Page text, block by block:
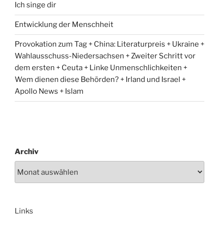
Ich singe dir
Entwicklung der Menschheit
Provokation zum Tag + China: Literaturpreis + Ukraine +
Wahlausschuss-Niedersachsen + Zweiter Schritt vor
dem ersten + Ceuta + Linke Unmenschlichkeiten +
Wem dienen diese Behörden? + Irland und Israel +
Apollo News + Islam
Archiv
Links